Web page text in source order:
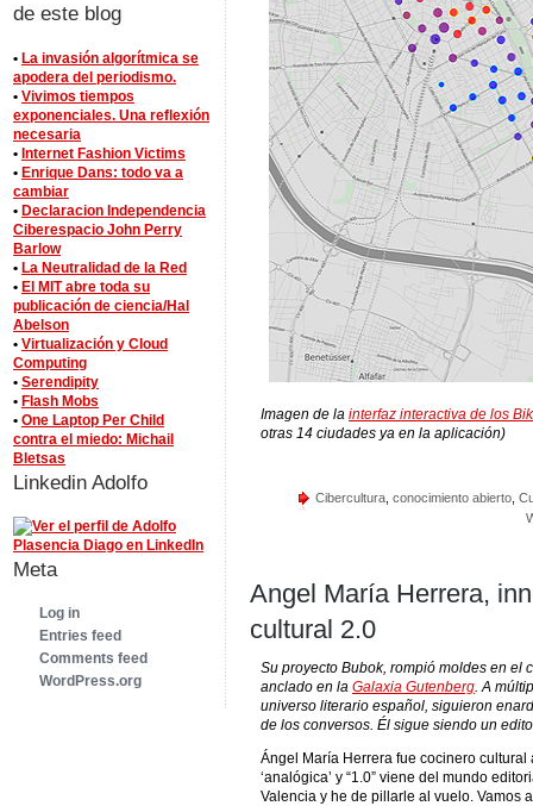
Imagen de la interfaz interactiva de los
otras 14 ciudades ya en la aplicación)
Cibercultura conocimiento abierto
Angel María Herrera,
cultural 2.0
Su proyecto Bubok, rompió moldes en el
anclado en la Galaxia Gutenberg. A
universo literario español, siguieron
de los conversos. Él sigue siendo un
Ángel María Herrera fue cocinero
‘analógica’ y “1.0” viene del mundo
Valencia y he de pillarle al vuelo. Vamos
de este blog
• La invasión algorítmica se
apodera del periodismo.
• Vivimos tiempos
exponenciales. Una reflexión
necesaria
• Internet Fashion Victims
• Enrique Dans: todo va a
cambiar
• Declaracion Independencia
Ciberespacio John Perry
Barlow
• La Neutralidad de la Red
• El MIT abre toda su
publicación de ciencia/Hal
Abelson
• Virtualización y Cloud
Computing
• Serendipity
• Flash Mobs
• One Laptop Per Child
contra el miedo: Michail
Bletsas
Linkedin Adolfo
Meta
Log in
Entries feed
Comments feed
WordPress.org